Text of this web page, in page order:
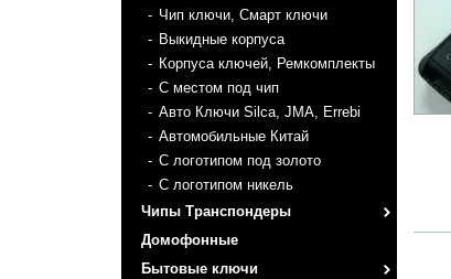
Чип ключи, Смарт ключи
Выкидные корпуса
Корпуса ключей, Ремкомплекты
С местом под чип
Авто Ключи Silca, JMA, Errebi
Автомобильные Китай
С логотипом под золото
С логотипом никель
Чипы Транспондеры
Домофонные
Бытовые ключи